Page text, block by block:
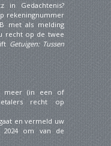
Gedachtenis?
rekeningnummer
met als melding
u recht op de twee
Getuigen: Tussen
meer (in een of
recht op
en vermeld uw
2024 om van de